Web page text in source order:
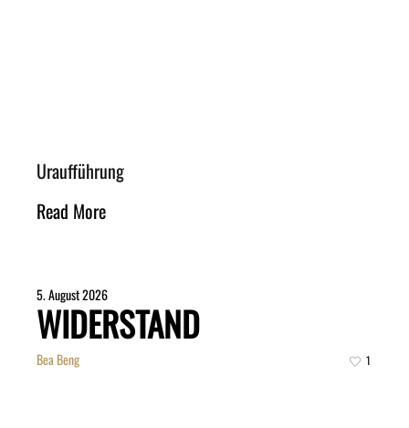
Uraufführung
Read More
5. August 2026
WIDERSTAND
Bea Beng 1